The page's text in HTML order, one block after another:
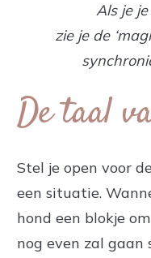
Als je
zie je de
De taal
Stel je open voor
een situatie.
hond een blokje
nog even zal gaan